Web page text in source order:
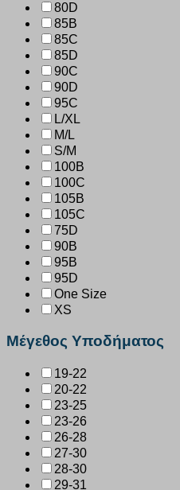
80D
85B
85C
85D
90C
90D
95C
L/XL
M/L
S/M
100B
100C
105B
105C
75D
90B
95B
95D
One Size
XS
Μέγεθος Υποδήματος
19-22
20-22
23-25
23-26
26-28
27-30
28-30
29-31